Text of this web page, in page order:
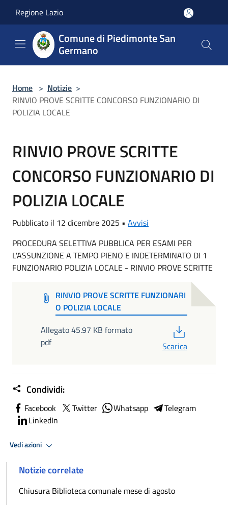
Regione Lazio
Comune di Piedimonte San
Germano
Home > Notizie >
RINVIO PROVE SCRITTE CONCORSO FUNZIONARIO DI
POLIZIA LOCALE
RINVIO PROVE SCRITTE
CONCORSO FUNZIONARIO DI
POLIZIA LOCALE
Pubblicato il 12 dicembre 2025 • Avvisi
PROCEDURA SELETTIVA PUBBLICA PER ESAMI PER
L'ASSUNZIONE A TEMPO PIENO E INDETERMINATO DI 1
FUNZIONARIO POLIZIA LOCALE - RINVIO PROVE SCRITTE
RINVIO PROVE SCRITTE FUNZIONARI
O POLIZIA LOCALE
Allegato 45.97 KB formato
pdf
Scarica
Condividi:
Facebook Twitter Whatsapp
Telegram
LinkedIn
Vedi azioni
Notizie correlate
Chiusura Biblioteca comunale mese di agosto